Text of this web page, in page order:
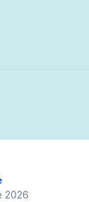
2026